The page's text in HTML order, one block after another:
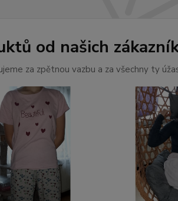
od našich
za zpětnou vazbu a za všechny ty